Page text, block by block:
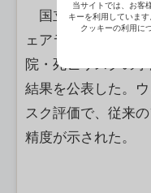
国立長寿医療研究
ェアラブルデバイ
院・死亡リスクの
結果を公表した。
スク評価で、従来
精度が示された。
当サイトでは、お客
キーを利用していま
クッキーの利用に